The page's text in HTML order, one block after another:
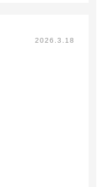
2026.3.18